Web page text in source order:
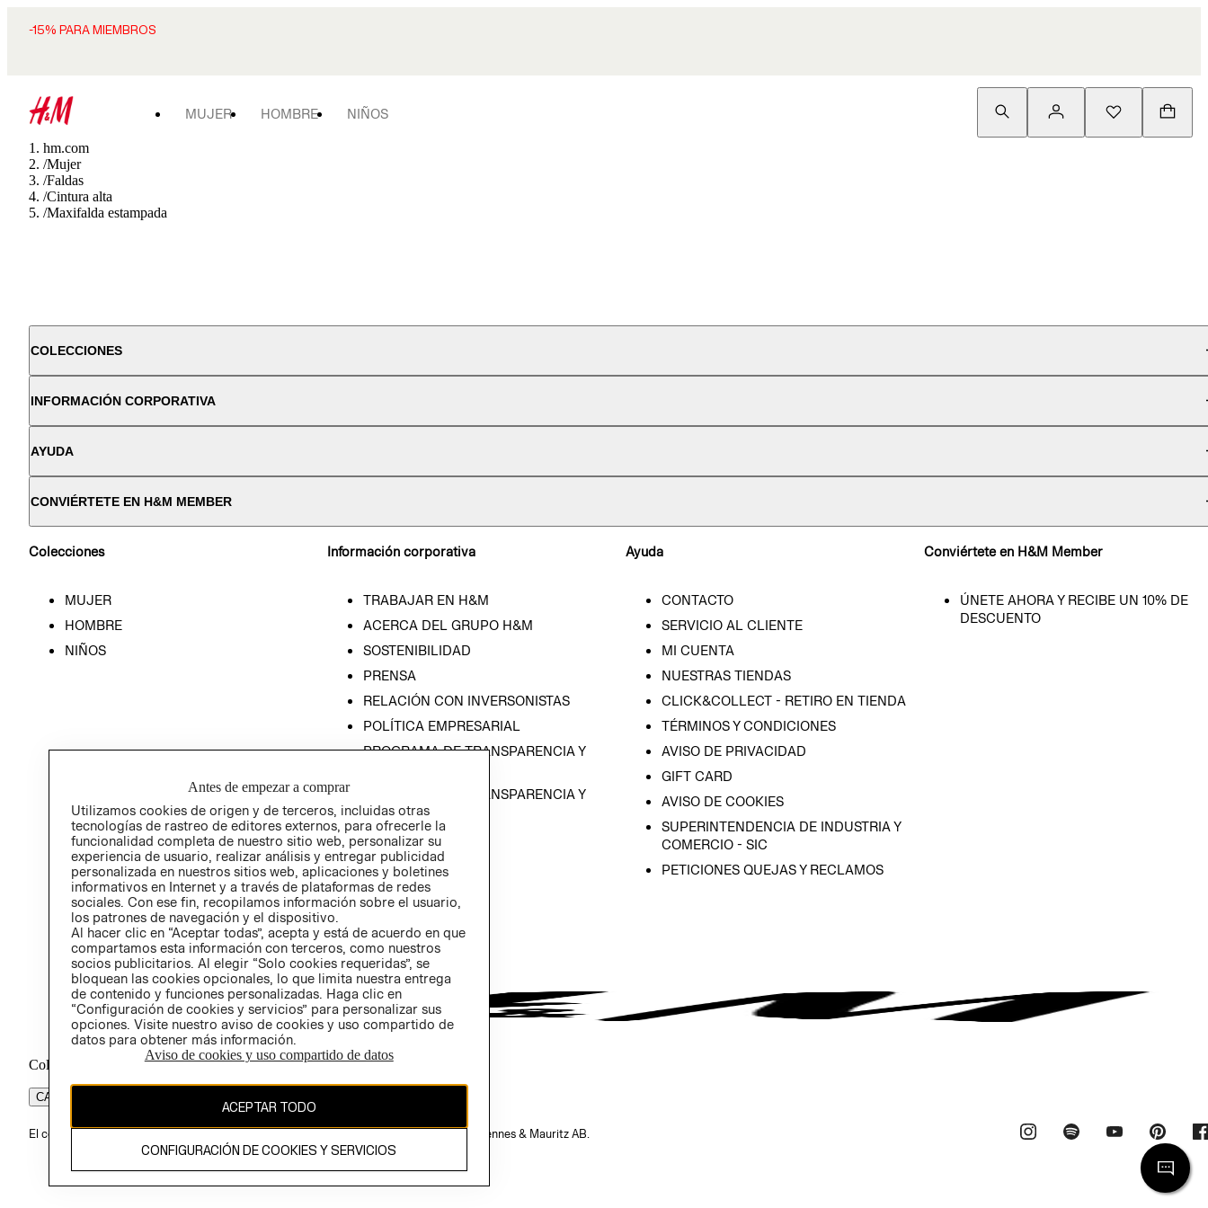
-15% PARA MIEMBROS
MUJER HOMBRE NIÑOS
hm.com
/Mujer
/Faldas
/Cintura alta
/Maxifalda estampada
COLECCIONES
INFORMACIÓN CORPORATIVA
AYUDA
CONVIÉRTETE EN H&M MEMBER
Colecciones
MUJER
HOMBRE
NIÑOS
Información corporativa
TRABAJAR EN H&M
ACERCA DEL GRUPO H&M
SOSTENIBILIDAD
PRENSA
RELACIÓN CON INVERSONISTAS
POLÍTICA EMPRESARIAL
PROGRAMA DE TRANSPARENCIA Y
PROGRAMA DE TRANSPARENCIA Y
ÉTICA (INGLÉS)
Ayuda
CONTACTO
SERVICIO AL CLIENTE
MI CUENTA
NUESTRAS TIENDAS
CLICK&COLLECT - RETIRO EN TIENDA
TÉRMINOS Y CONDICIONES
AVISO DE PRIVACIDAD
GIFT CARD
AVISO DE COOKIES
SUPERINTENDENCIA DE INDUSTRIA Y
COMERCIO - SIC
PETICIONES QUEJAS Y RECLAMOS
Conviértete en H&M Member
ÚNETE AHORA Y RECIBE UN 10% DE
DESCUENTO
Colombia ($)
CAMBIAR REGIÓN
El contenido de esta página web está protegido por copyright y es propiedad de H&M Hennes & Mauritz AB.
Antes de empezar a comprar
Utilizamos cookies de origen y de terceros, incluidas otras
tecnologías de rastreo de editores externos, para ofrecerle la
funcionalidad completa de nuestro sitio web, personalizar su
experiencia de usuario, realizar análisis y entregar publicidad
personalizada en nuestros sitios web, aplicaciones y boletines
informativos en Internet y a través de plataformas de redes
sociales. Con ese fin, recopilamos información sobre el usuario,
los patrones de navegación y el dispositivo.
Al hacer clic en “Aceptar todas”, acepta y está de acuerdo en que
compartamos esta información con terceros, como nuestros
socios publicitarios. Al elegir “Solo cookies requeridas”, se
bloquean las cookies opcionales, lo que limita nuestra entrega
de contenido y funciones personalizadas. Haga clic en
“Configuración de cookies y servicios” para personalizar sus
opciones. Visite nuestro aviso de cookies y uso compartido de
datos para obtener más información.
Aviso de cookies y uso compartido de datos
ACEPTAR TODO
CONFIGURACIÓN DE COOKIES Y SERVICIOS